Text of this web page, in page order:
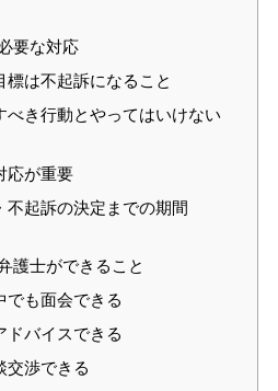
要な対応
標は不起訴になること
べき行動とやってはいけない
応が重要
不起訴の決定までの期間
護士ができること
でも面会できる
ドバイスできる
交渉できる